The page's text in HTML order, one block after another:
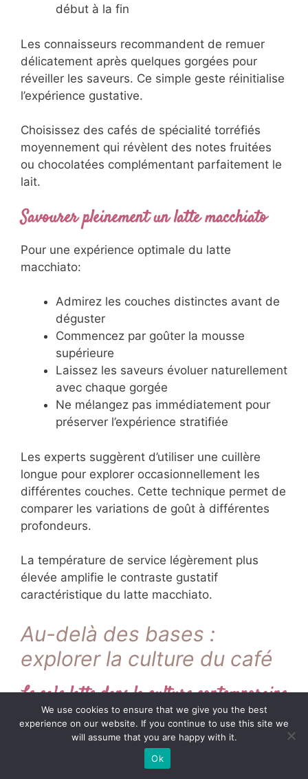
début à la fin
Les connaisseurs recommandent de remuer
délicatement après quelques gorgées pour
réveiller les saveurs. Ce simple geste réinitialise
l’expérience gustative.
Choisissez des cafés de spécialité torréfiés
moyennement qui révèlent des notes fruitées
ou chocolatées complémentant parfaitement le
lait.
Savourer pleinement un latte macchiato
Pour une expérience optimale du latte
macchiato:
Admirez les couches distinctes avant de
déguster
Commencez par goûter la mousse
supérieure
Laissez les saveurs évoluer naturellement
avec chaque gorgée
Ne mélangez pas immédiatement pour
préserver l’expérience stratifiée
Les experts suggèrent d’utiliser une cuillère
longue pour explorer occasionnellement les
différentes couches. Cette technique permet de
comparer les variations de goût à différentes
profondeurs.
La température de service légèrement plus
élevée amplifie le contraste gustatif
caractéristique du latte macchiato.
Au-delà des bases :
explorer la culture du café
Le cafe latte dans la culture contemporaine
Le cafe latte a transcendé son statut de simple
boisson pour devenir un phénomène culturel.
L’art du latte représente aujourd’hui une forme
We use cookies to ensure that we give you the best
experience on our website. If you continue to use this site we
will assume that you are happy with it.
Ok